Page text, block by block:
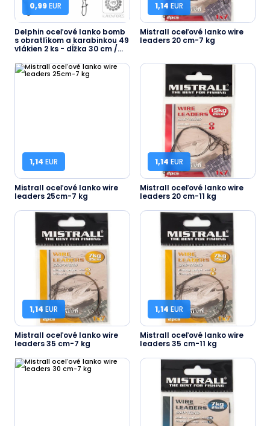
0,99EUR
Delphin oceľové lanko bomb
s obratlíkom a karabinkou 49
vlákien 2 ks - dĺžka 30 cm /
1,14 EUR
Mistrall oceľové lanko wire
leaders 20 cm-7 kg
1,14 EUR
Mistrall oceľové lanko wire
leaders 25cm-7 kg
1,14 EUR
Mistrall oceľové lanko wire
leaders 20 cm-11 kg
1,14 EUR
Mistrall oceľové lanko wire
leaders 35 cm-7 kg
1,14 EUR
Mistrall oceľové lanko wire
leaders 35 cm-11 kg